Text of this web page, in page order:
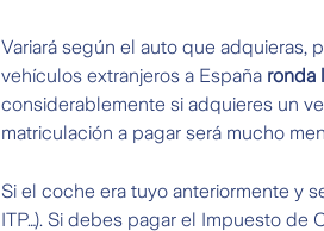
Variará según el auto que adquieras,
vehículos extranjeros a Españaronda
considerablemente si adquieres un
matriculación a pagar será mucho
Si el coche era tuyo anteriormente y
ITP…). Si debes pagar el Impuesto de